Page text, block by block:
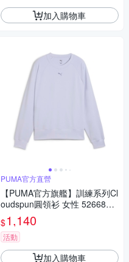
加入購物車
PUMA官方直營
【PUMA官方旗艦】訓練系列Cl
oudspun圓領衫 女性 5266884
$1,140
活動
加入購物車